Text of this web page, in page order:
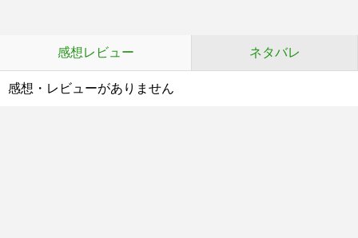
感想レビュー ネタバレ
感想・レビューがありません